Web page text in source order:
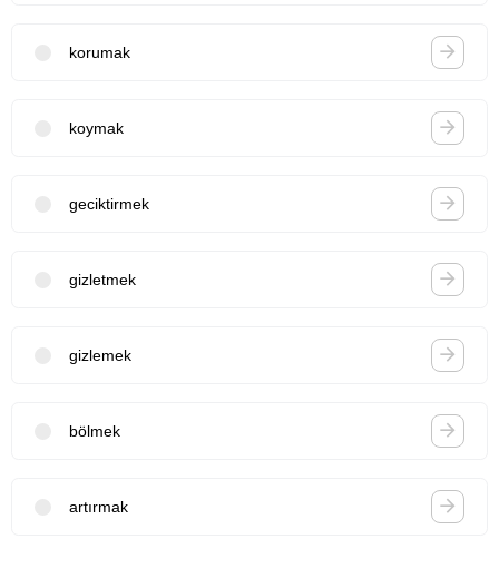
korumak
koymak
geciktirmek
gizletmek
gizlemek
bölmek
artırmak